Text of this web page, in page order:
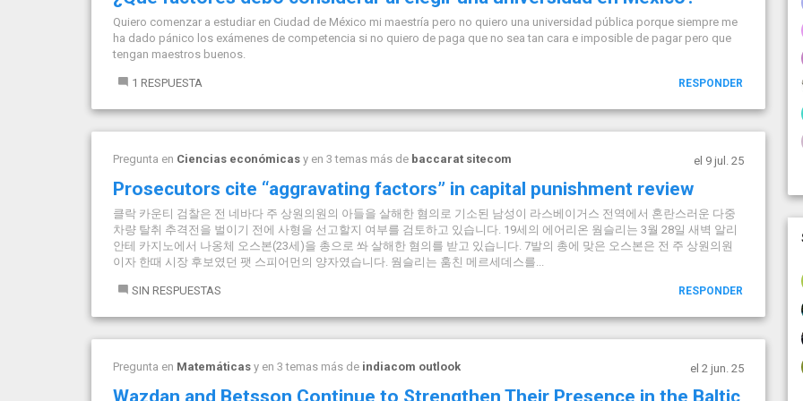
Quiero comenzar a estudiar en Ciudad de México mi maestría pero no quiero una universidad pública porque siempre me
ha dado pánico los exámenes de competencia si no quiero de paga que no sea tan cara e imposible de pagar pero que
tengan maestros buenos.
1 RESPUESTA RESPONDER
Pregunta en Ciencias económicas y en 3 temas más de baccarat sitecom el 9 jul. 25
Prosecutors cite “aggravating factors” in capital punishment review
클락 카운티 검찰은 전 네바다 주 상원의원의 아들을 살해한 혐의로 기소된 남성이 라스베이거스 전역에서 혼란스러운 다중
차량 탈취 추격전을 벌이기 전에 사형을 선고할지 여부를 검토하고 있습니다. 19세의 에어리온 웜슬리는 3월 28일 새벽 알리
안테 카지노에서 나옹체 오스본(23세)을 총으로 쏴 살해한 혐의를 받고 있습니다. 7발의 총에 맞은 오스본은 전 주 상원의원
이자 한때 시장 후보였던 팻 스피어먼의 양자였습니다. 웜슬리는 훔친 메르세데스를...
SIN RESPUESTAS RESPONDER
Pregunta en Matemáticas y en 3 temas más de indiacom outlook el 2 jun. 25
Wazdan and Betsson Continue to Strengthen Their Presence in the Baltic